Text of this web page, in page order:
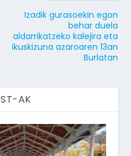
Izadik gurasoekin egon
behar duela
aldarrikatzeko kalejira eta
ikuskizuna azaroaren 13an
Burlatan
AK